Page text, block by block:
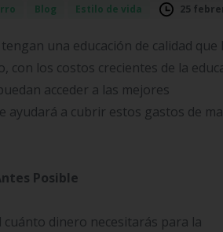
Blog Estilo de vida 25
una educación de calidad que
los costos crecientes de la
acceder a las mejores
a cubrir estos gastos de
Posible
dinero necesitarás para la